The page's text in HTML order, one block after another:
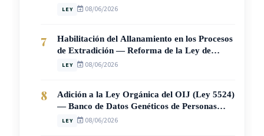
Sostenible en Costa Rica (Ley N° 10937)
LEY 08/06/2026
7
Habilitación del Allanamiento en los Procesos
de Extradición — Reforma de la Ley de
Extradición N° 4795 (Ley N° 10936)
LEY 08/06/2026
8
Adición a la Ley Orgánica del OIJ (Ley 5524)
— Banco de Datos Genéticos de Personas
Condenadas por Delitos Sexuales (Ley N°
LEY 08/06/2026